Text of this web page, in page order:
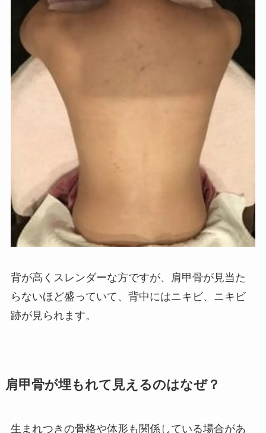
背が高くスレンダーな方ですが、肩甲骨が見当た
らないほど盛っていて、背中にはニキビ、ニキビ
跡が見られます。
肩甲骨が埋もれて見えるのはなぜ？
生まれつきの骨格や体形も関係している場合があ